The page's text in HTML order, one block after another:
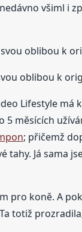
všiml i
oblibou k
oblibou k
Lifestyle
5 měsících
; přičemž
Já sama
koně. A
totiž